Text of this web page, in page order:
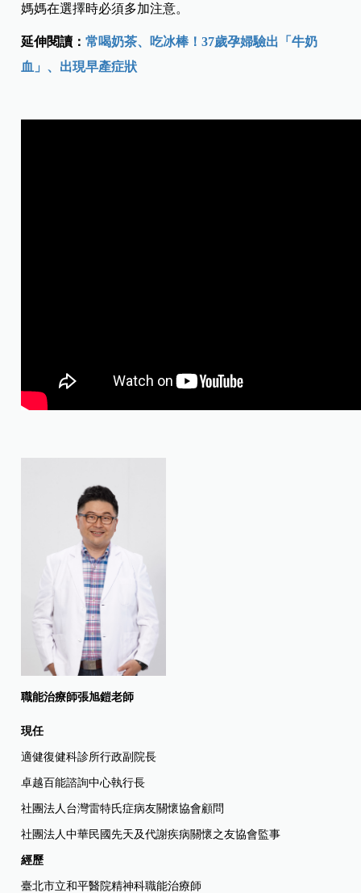
媽媽在選擇時必須多加注意。
延伸閱讀：常喝奶茶、吃冰棒！37歲孕婦驗出「牛奶
血」、出現早產症狀
職能治療師張旭鎧老師
現任
適健復健科診所行政副院長
卓越百能諮詢中心執行長
社團法人台灣雷特氏症病友關懷協會顧問
社團法人中華民國先天及代謝疾病關懷之友協會監事
經歷
臺北市立和平醫院精神科職能治療師